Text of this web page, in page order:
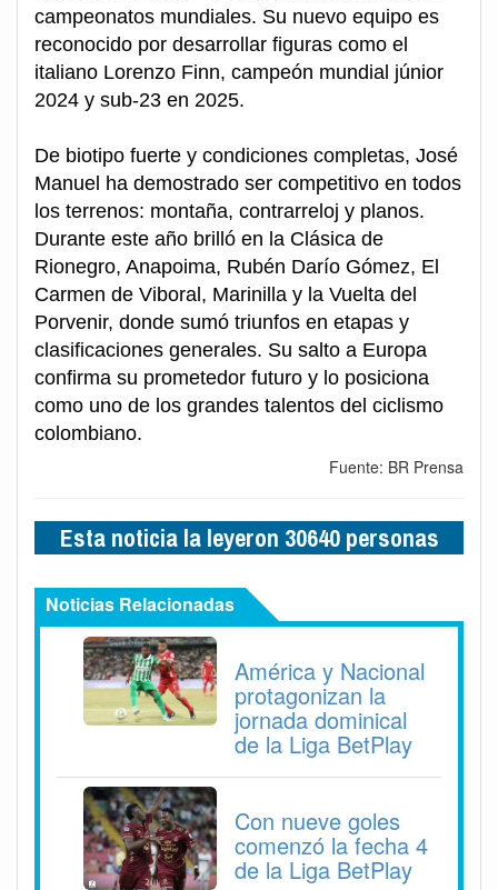
campeonatos mundiales. Su nuevo equipo es
reconocido por desarrollar figuras como el
italiano Lorenzo Finn, campeón mundial júnior
2024 y sub-23 en 2025.
De biotipo fuerte y condiciones completas, José
Manuel ha demostrado ser competitivo en todos
los terrenos: montaña, contrarreloj y planos.
Durante este año brilló en la Clásica de
Rionegro, Anapoima, Rubén Darío Gómez, El
Carmen de Viboral, Marinilla y la Vuelta del
Porvenir, donde sumó triunfos en etapas y
clasificaciones generales. Su salto a Europa
confirma su prometedor futuro y lo posiciona
como uno de los grandes talentos del ciclismo
colombiano.
Fuente: BR Prensa
Esta noticia la leyeron 30640 personas
Noticias Relacionadas
América y Nacional
protagonizan la
jornada dominical
de la Liga BetPlay
Con nueve goles
comenzó la fecha 4
de la Liga BetPlay